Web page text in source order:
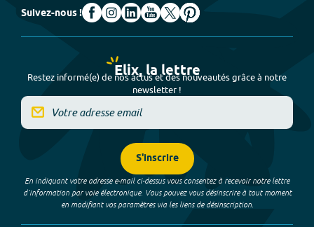
Suivez-nous !
Elix, la lettre
Restez informé(e) de nos actus et des nouveautés grâce à notre
newsletter !
S'inscrire
En indiquant votre adresse e-mail ci-dessus vous consentez à recevoir notre lettre
d’information par voie électronique. Vous pouvez vous désinscrire à tout moment
en modifiant vos paramètres via les liens de désinscription.